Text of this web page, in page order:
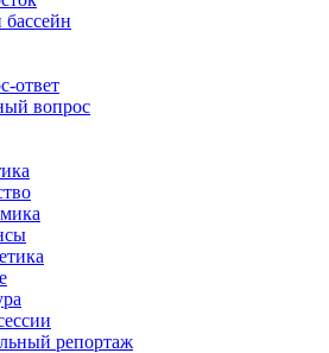
ответ
вопрос
репортаж